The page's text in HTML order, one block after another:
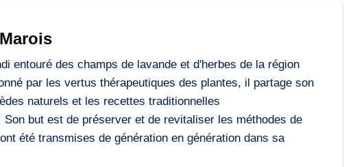
entouré des champs de lavande et d'herbes de la région
par les vertus thérapeutiques des plantes, il partage son
naturels et les recettes traditionnelles
Son but est de préserver et de revitaliser les méthodes de
été transmises de génération en génération dans sa